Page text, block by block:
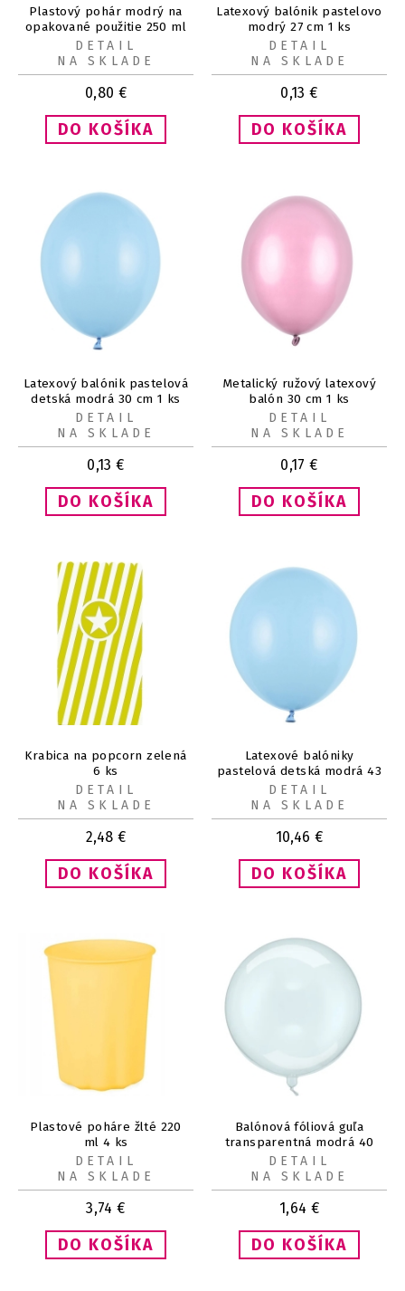
Plastový pohár modrý na
opakované použitie 250 ml
1 ks
0,80 €
DETAIL
NA SKLADE
Latexový balónik pastelovo
modrý 27 cm 1 ks
0,13 €
DETAIL
NA SKLADE
Latexový balónik pastelová
detská modrá 30 cm 1 ks
0,13 €
DETAIL
NA SKLADE
Metalický ružový latexový
balón 30 cm 1 ks
0,17 €
DETAIL
NA SKLADE
Krabica na popcorn zelená
6 ks
2,48 €
DETAIL
NA SKLADE
Latexové balóniky
pastelová detská modrá 43
cm 25 ks
10,46 €
DETAIL
NA SKLADE
Plastové poháre žlté 220
ml 4 ks
3,74 €
DETAIL
NA SKLADE
Balónová fóliová guľa
transparentná modrá 40
cm
1,64 €
DETAIL
NA SKLADE